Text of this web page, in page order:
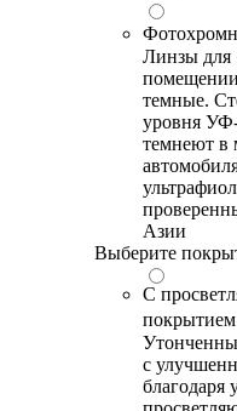
Линзы для
темные.
уровня
темнеют в
Азии
Выберите
С
покрытием
с